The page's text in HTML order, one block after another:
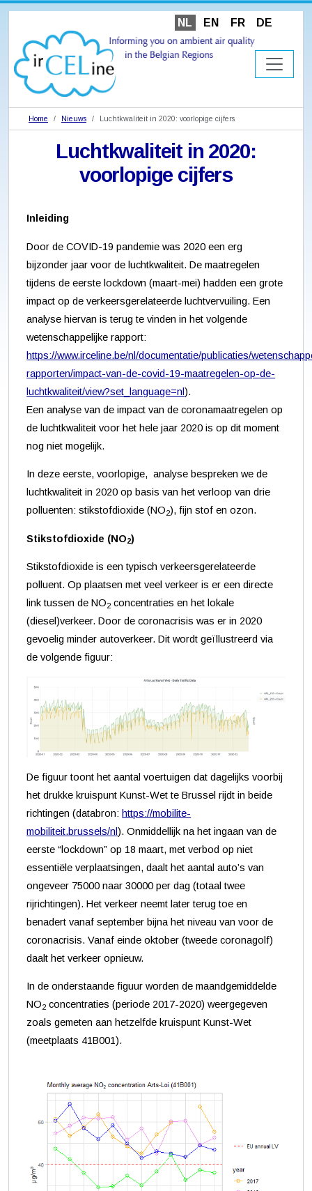
NL EN FR DE
Home Nieuws Luchtkwaliteit in 2020: voorlopige cijfers
Luchtkwaliteit in 2020:
voorlopige cijfers
Inleiding
Door de COVID-19 pandemie was 2020 een erg
bijzonder jaar voor de luchtkwaliteit. De maatregelen
tijdens de eerste lockdown (maart-mei) hadden een grote
impact op de verkeersgerelateerde luchtvervuiling. Een
analyse hiervan is terug te vinden in het volgende
wetenschappelijke rapport:
https://www.irceline.be/nl/documentatie/publicaties/
rapporten/impact-van-de-covid-19-maatregelen-op-de-
luchtkwaliteit/view?set_language=nl).
Een analyse van de impact van de coronamaatregelen op
de luchtkwaliteit voor het hele jaar 2020 is op dit moment
nog niet mogelijk.
In deze eerste, voorlopige, analyse bespreken we de
luchtkwaliteit in 2020 op basis van het verloop van drie
polluenten: stikstofdioxide (NO2), fijn stof en ozon.
Stikstofdioxide (NO2)
Stikstofdioxide is een typisch verkeersgerelateerde
polluent. Op plaatsen met veel verkeer is er een directe
link tussen de NO2 concentraties en het lokale
(diesel)verkeer. Door de coronacrisis was er in 2020
gevoelig minder autoverkeer. Dit wordt geïllustreerd via
de volgende figuur:
De figuur toont het aantal voertuigen dat dagelijks voorbij
het drukke kruispunt Kunst-Wet te Brussel rijdt in beide
richtingen (databron: https://mobilite-
mobiliteit.brussels/nl). Onmiddellijk na het ingaan van de
eerste “lockdown” op 18 maart, met verbod op niet
essentiële verplaatsingen, daalt het aantal auto’s van
ongeveer 75000 naar 30000 per dag (totaal twee
rijrichtingen). Het verkeer neemt later terug toe en
benadert vanaf september bijna het niveau van voor de
coronacrisis. Vanaf einde oktober (tweede coronagolf)
daalt het verkeer opnieuw.
In de onderstaande figuur worden de maandgemiddelde
NO2 concentraties (periode 2017-2020) weergegeven
zoals gemeten aan hetzelfde kruispunt Kunst-Wet
(meetplaats 41B001).